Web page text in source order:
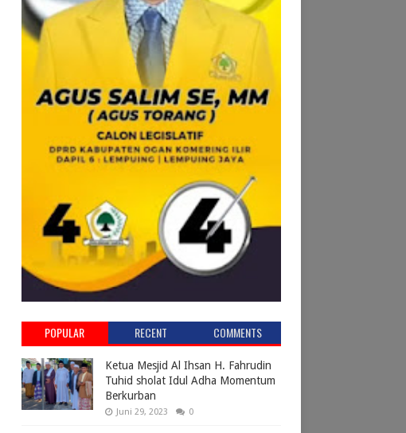
POPULAR RECENT COMMENTS
Ketua Mesjid Al Ihsan H. Fahrudin
Tuhid sholat Idul Adha Momentum
Berkurban
Juni 29, 2023 0